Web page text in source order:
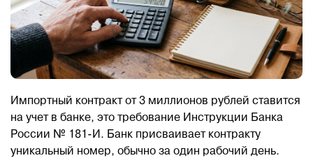
Импортный контракт от 3 миллионов рублей ставится
на учет в банке, это требование Инструкции Банка
России № 181-И. Банк присваивает контракту
уникальный номер, обычно за один рабочий день.